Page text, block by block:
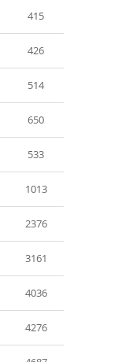
415
426
514
650
533
1013
2376
3161
4036
4276